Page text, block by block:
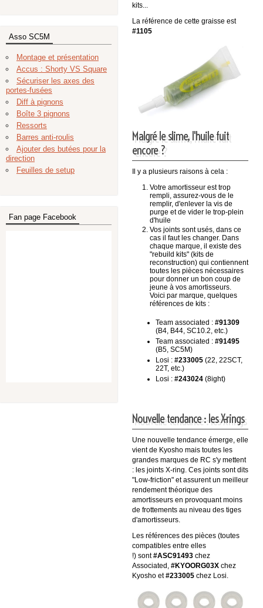
Asso SC5M
Montage et présentation
Accus : Shorty VS Square
Sécuriser les axes des
portes-fusées
Diff à pignons
Boîte 3 pignons
Ressorts
Barres anti-roulis
Ajouter des butées pour la
direction
Feuilles de setup
Fan page Facebook
kits...
La référence de cette graisse est
#1105
Malgré le slime, l'huile fuit
encore ?
Il y a plusieurs raisons à cela :
Votre amortisseur est trop
rempli, assurez-vous de le
remplir, d'enlever la vis de
purge et de vider le trop-plein
d'huile
Vos joints sont usés, dans ce
cas il faut les changer. Dans
chaque marque, il existe des
"rebuild kits" (kits de
reconstruction) qui contiennent
toutes les pièces nécessaires
pour donner un bon coup de
jeune à vos amortisseurs.
Voici par marque, quelques
références de kits :
Team associated : #91309
(B4, B44, SC10.2, etc.)
Team associated : #91495
(B5, SC5M)
Losi : #233005 (22, 22SCT,
22T, etc.)
Losi : #243024 (8ight)
Nouvelle tendance : les X-rings
Une nouvelle tendance émerge, elle
vient de Kyosho mais toutes les
grandes marques de RC s'y mettent
: les joints X-ring. Ces joints sont dits
"Low-friction" et assurent un meilleur
rendement théorique des
amortisseurs en provoquant moins
de frottements au niveau des tiges
d'amortisseurs.
Les références des pièces (toutes
compatibles entre elles
!) sont#ASC91493 chez
Associated, #KYOORG03X chez
Kyosho et#233005 chez Losi.